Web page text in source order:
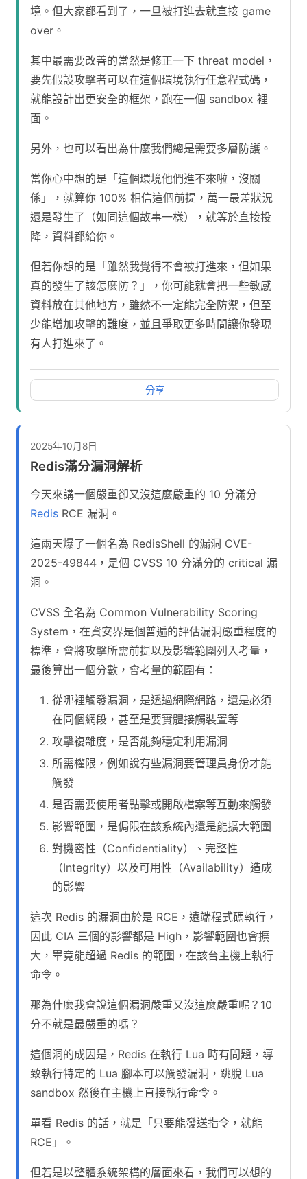
境。但大家都看到了，一旦被打進去就直接 game
over。
其中最需要改善的當然是修正一下 threat model，
要先假設攻擊者可以在這個環境執行任意程式碼，
就能設計出更安全的框架，跑在一個 sandbox 裡
面。
另外，也可以看出為什麼我們總是需要多層防護。
當你心中想的是「這個環境他們進不來啦，沒關
係」，就算你 100% 相信這個前提，萬一最差狀況
還是發生了（如同這個故事一樣），就等於直接投
降，資料都給你。
但若你想的是「雖然我覺得不會被打進來，但如果
真的發生了該怎麼防？」，你可能就會把一些敏感
資料放在其他地方，雖然不一定能完全防禦，但至
少能增加攻擊的難度，並且爭取更多時間讓你發現
有人打進來了。
分享
2025年10月8日
Redis滿分漏洞解析
今天來講一個嚴重卻又沒這麼嚴重的 10 分滿分
Redis RCE 漏洞。
這兩天爆了一個名為 RedisShell 的漏洞 CVE-
2025-49844，是個 CVSS 10 分滿分的 critical 漏
洞。
CVSS 全名為 Common Vulnerability Scoring
System，在資安界是個普遍的評估漏洞嚴重程度的
標準，會將攻擊所需前提以及影響範圍列入考量，
最後算出一個分數，會考量的範圍有：
從哪裡觸發漏洞，是透過網際網路，還是必須
在同個網段，甚至是要實體接觸裝置等
攻擊複雜度，是否能夠穩定利用漏洞
所需權限，例如說有些漏洞要管理員身份才能
觸發
是否需要使用者點擊或開啟檔案等互動來觸發
影響範圍，是侷限在該系統內還是能擴大範圍
對機密性（Confidentiality）、完整性
（Integrity）以及可用性（Availability）造成
的影響
這次 Redis 的漏洞由於是 RCE，遠端程式碼執行，
因此 CIA 三個的影響都是 High，影響範圍也會擴
大，畢竟能超過 Redis 的範圍，在該台主機上執行
命令。
那為什麼我會說這個漏洞嚴重又沒這麼嚴重呢？10
分不就是最嚴重的嗎？
這個洞的成因是，Redis 在執行 Lua 時有問題，導
致執行特定的 Lua 腳本可以觸發漏洞，跳脫 Lua
sandbox 然後在主機上直接執行命令。
單看 Redis 的話，就是「只要能發送指令，就能
RCE」。
但若是以整體系統架構的層面來看，我們可以想的